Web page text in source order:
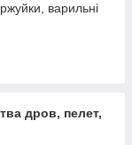
варильні
дров, пелет,